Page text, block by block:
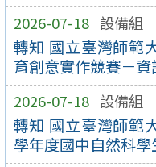
2026-07-18 設備組
轉知 國立臺灣師範
育創意實作競賽－
2026-07-18 設備組
轉知 國立臺灣師範
學年度國中自然科